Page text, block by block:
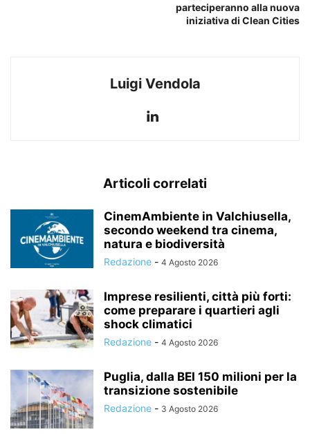
parteciperanno alla nuova
iniziativa di Clean Cities
Luigi Vendola
Articoli correlati
CinemAmbiente in Valchiusella,
secondo weekend tra cinema,
natura e biodiversità
Redazione - 4 Agosto 2026
Imprese resilienti, città più forti:
come preparare i quartieri agli
shock climatici
Redazione - 4 Agosto 2026
Puglia, dalla BEI 150 milioni per la
transizione sostenibile
Redazione - 3 Agosto 2026